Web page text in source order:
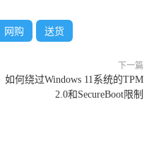
网购 送货
下一篇
如何绕过Windows 11系统的TPM
2.0和SecureBoot限制